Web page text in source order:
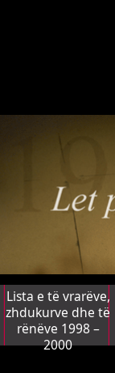
Lista e të vrarëve,
zhdukurve dhe të
rënëve 1998 –
2000